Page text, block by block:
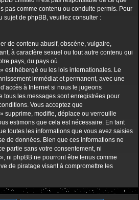
pas comme contenu ou conduite permis. Pour
sujet de phpBB, veuillez consulter :
de contenu abusif, obscène, vulgaire,
à caractère sexuel ou tout autre contenu qui
pays, du pays où
est hébergé ou les lois internationales. Le
immédiat et permanent, avec une
à Internet si nous le jugeons
tous les messages sont enregistrées pour
Vous acceptez que
supprime, modifie, déplace ou verrouille
estimons que cela est nécessaire. En tant
toutes les informations que vous avez saisies
de données. Bien que ces informations ne
partie sans votre consentement, ni
ni phpBB ne pourront être tenus comme
de piratage visant à compromettre les